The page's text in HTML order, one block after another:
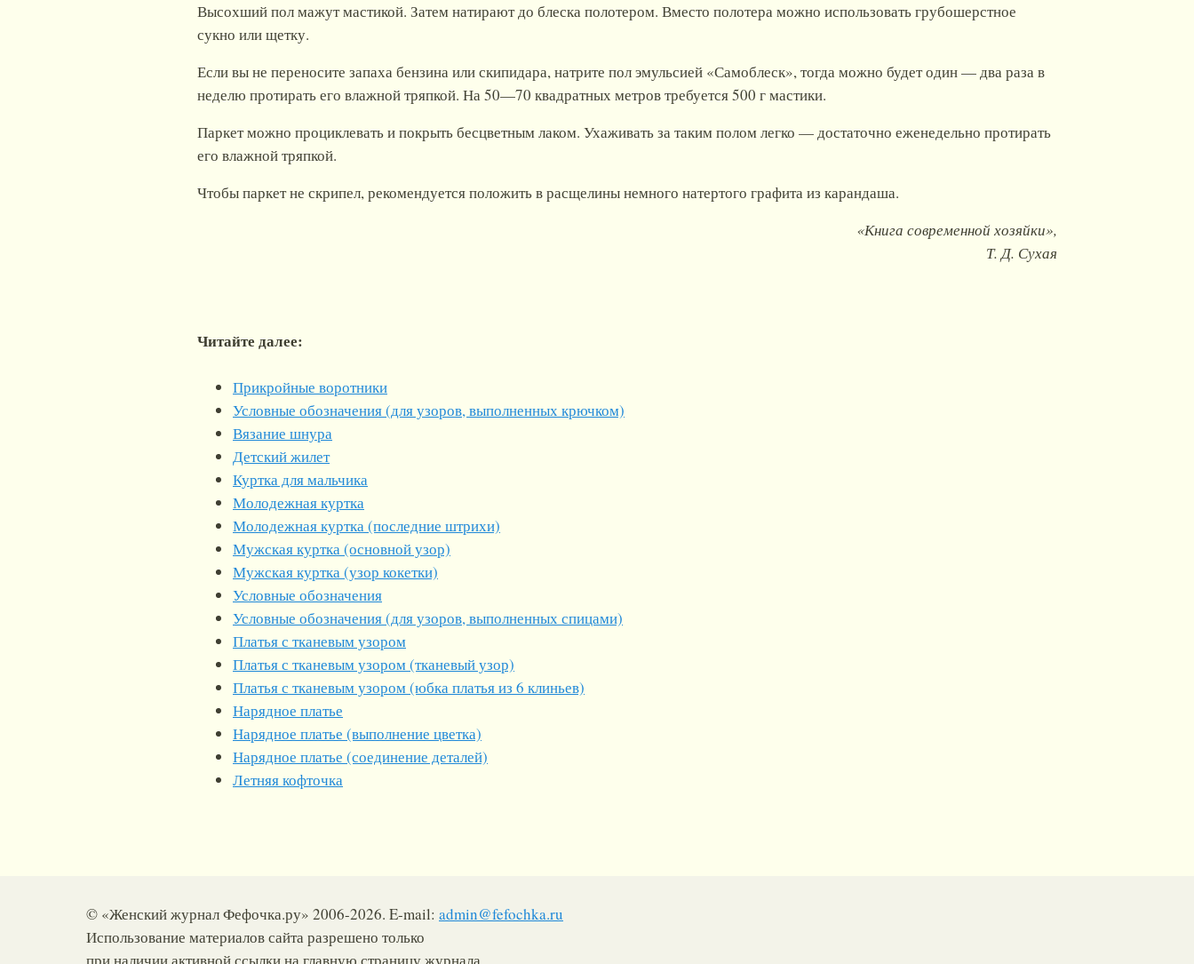
Высохший пол мажут мастикой. Затем натирают до блеска полотером. Вместо полотера можно использовать грубошерстное
сукно или щетку.
Если вы не переносите запаха бензина или скипидара, натрите пол эмульсией «Самоблеск», тогда можно будет один — два раза в
неделю протирать его влажной тряпкой. На 50—70 квадратных метров требуется 500 г мастики.
Паркет можно проциклевать и покрыть бесцветным лаком. Ухаживать за таким полом легко — достаточно еженедельно протирать
его влажной тряпкой.
Чтобы паркет не скрипел, рекомендуется положить в расщелины немного натертого графита из карандаша.
«Книга современной хозяйки»,
Т. Д. Сухая
Читайте далее:
Прикройные воротники
Условные обозначения (для узоров, выполненных крючком)
Вязание шнура
Детский жилет
Куртка для мальчика
Молодежная куртка
Молодежная куртка (последние штрихи)
Мужская куртка (основной узор)
Мужская куртка (узор кокетки)
Условные обозначения
Условные обозначения (для узоров, выполненных спицами)
Платья с тканевым узором
Платья с тканевым узором (тканевый узор)
Платья с тканевым узором (юбка платья из 6 клиньев)
Нарядное платье
Нарядное платье (выполнение цветка)
Нарядное платье (соединение деталей)
Летняя кофточка
© «Женский журнал Фефочка.ру» 2006-2026. E-mail: admin@fefochka.ru
Использование материалов сайта разрешено только